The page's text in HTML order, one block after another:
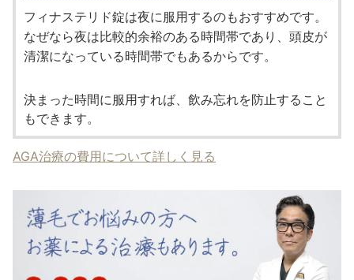
フィナステリド錠は夜に服用するのもおすすめです。
なぜなら夜は比較的余裕のある時間帯であり、頭皮が
清潔になっている時間帯でもあるからです。
決まった時間に服用すれば、飲み忘れを防止すること
もできます。
AGA治療の費用について詳しく見る